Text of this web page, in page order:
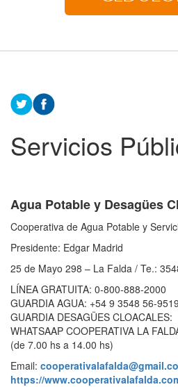
Servicios
Agua Potable y Desagües
Cooperativa de Agua Potable y
Presidente: Edgar Madrid
25 de Mayo 298 – La Falda / Te.:
LÍNEA GRATUITA: 0-800-888-2000
GUARDIA AGUA: +54 9 3548 56-9519
GUARDIA DESAGÜES
WHATSAAP COOPERATIVA LA
(de 7.00 hs a 14.00 hs)
Email:
https://